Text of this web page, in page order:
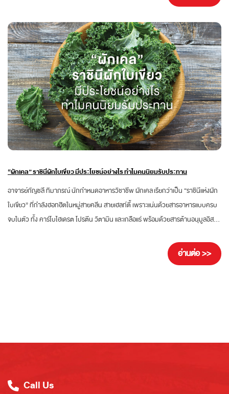
จุลินทรีย์ในลำไส้ ซึ่งจุลินทรีย์ที่ร่างกายต้องการ คือ โพรไบโอติกส์ (Probiotics) มีอยู่ใน
สมดุลการทำงานของลำไส้...
“ผักเคล” ราชินีผักใบเขียว มีประโยชน์อย่างไร ทำไมคนนิยมรับประทาน
อาจารย์กัญชลี ทิมาภรณ์ นักกำหนดอาหารวิชาชีพ ผักเคล เรียกว่าเป็น “ราชินีแห่งผัก
ใบเขียว” ที่กำลังฮอทฮิตในหมู่สายคลีน สายเฮลท์ตี้ เพราะแน่นด้วยสารอาหารแบบครบ
จบในตัว ทั้ง คาร์โบไฮเดรต โปรตีน วิตามิน และเกลือแร่ พร้อมด้วยสารต้านอนุมูลอิสระ
ราชินีผักใบเขียว ผักเคล (Kale) หรือ “คะน้าใบหยิก” เป็นผักในตระกูลเดียวกับคะน้า
อ่านต่อ >>
Call Us